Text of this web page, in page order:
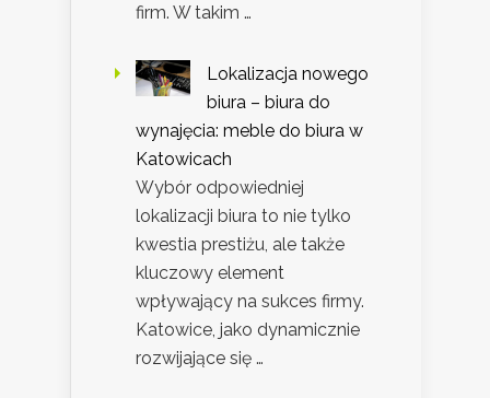
firm. W takim …
Lokalizacja nowego
biura – biura do
wynajęcia: meble do biura w
Katowicach
Wybór odpowiedniej
lokalizacji biura to nie tylko
kwestia prestiżu, ale także
kluczowy element
wpływający na sukces firmy.
Katowice, jako dynamicznie
rozwijające się …